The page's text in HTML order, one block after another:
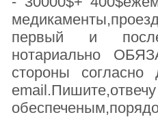
первый и
нотариально
стороны согласно